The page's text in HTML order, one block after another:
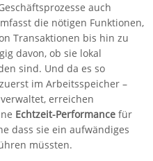
auch
die nötigen Funktionen,
Transaktionen bis hin zu
davon, ob sie lokal
sind. Und da es so
im Arbeitsspeicher –
erreichen
Echtzeit-Performance für
dass sie ein aufwändiges
müssten.